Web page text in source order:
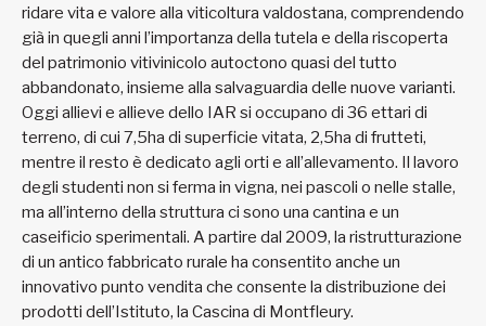
ridare vita e valore alla viticoltura valdostana, comprendendo
già in quegli anni l’importanza della tutela e della riscoperta
del patrimonio vitivinicolo autoctono quasi del tutto
abbandonato, insieme alla salvaguardia delle nuove varianti.
Oggi allievi e allieve dello IAR si occupano di 36 ettari di
terreno, di cui 7,5ha di superficie vitata, 2,5ha di frutteti,
mentre il resto è dedicato agli orti e all’allevamento. Il lavoro
degli studenti non si ferma in vigna, nei pascoli o nelle stalle,
ma all’interno della struttura ci sono una cantina e un
caseificio sperimentali. A partire dal 2009, la ristrutturazione
di un antico fabbricato rurale ha consentito anche un
innovativo punto vendita che consente la distribuzione dei
prodotti dell’Istituto, la Cascina di Montfleury.